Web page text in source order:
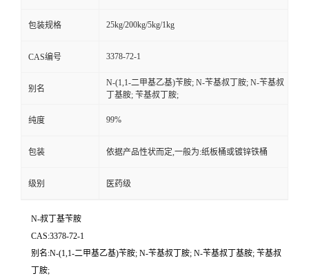
包装规格 25kg/200kg/5kg/1kg
CAS编号 3378-72-1
别名
N-(1,1-二甲基乙基)苄胺; N-苄基叔丁胺; N-苄基叔
丁基胺; 苄基叔丁胺;
纯度 99%
包装 依据产品性状而定,一般为:纸板桶或镀锌铁桶
级别 医药级
N-叔丁基苄胺
CAS:3378-72-1
别名:N-(1,1-二甲基乙基)苄胺; N-苄基叔丁胺; N-苄基叔丁基胺; 苄基叔
丁胺;